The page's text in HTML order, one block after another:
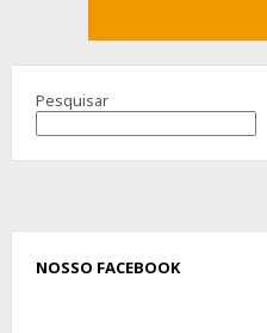
Pesquisar
NOSSO FACEBOOK